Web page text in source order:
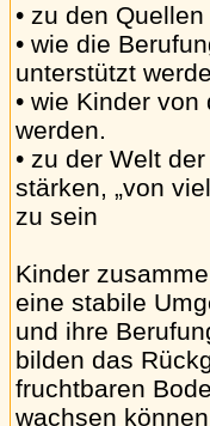
• zu den
• wie die
unterstützt
• wie Kinder
werden.
• zu der Welt
stärken, „von
zu sein
Kinder
eine stabile
und ihre
bilden das
fruchtbaren
wachsen